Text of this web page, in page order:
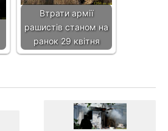
Втрати армії
рашистів станом на
ранок 29 квітня